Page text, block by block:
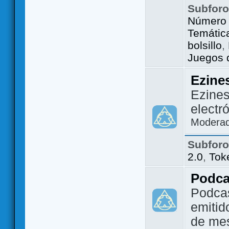
bolsillo,
Juegos
2.0,
de